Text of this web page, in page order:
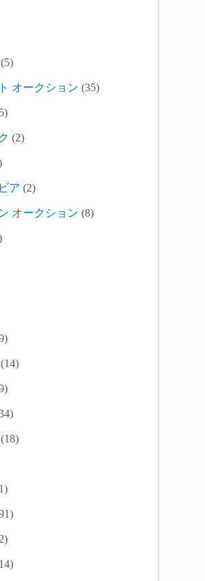
(5)
オークション (35)
(2)
ア (2)
オークション (8)
(14)
(18)